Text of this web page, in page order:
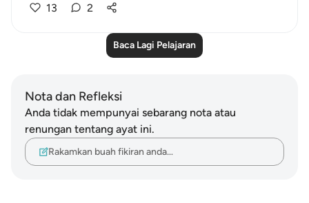
13 2
Baca Lagi Pelajaran
Nota dan Refleksi
Anda tidak mempunyai sebarang nota atau
renungan tentang ayat ini.
Rakamkan buah fikiran anda…